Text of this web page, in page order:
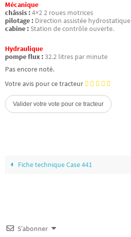
Mécanique
châssis :4×2 2 roues motrices
pilotage : Direction assistée hydrostatique
cabine : Station de contrôle ouverte.
Hydraulique
pompe flux :32.2 litres par minute
Pas encore noté.
Votre avis pour ce tracteur
Fiche technique Case 441
S’abonner